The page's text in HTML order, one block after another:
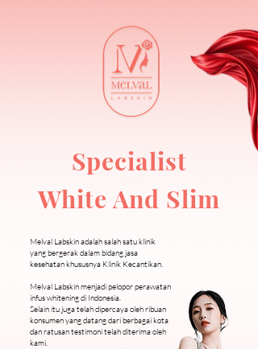
Melval Labskin adalah salah satu klinik
yang bergerak dalam bidang jasa
kesehatan khususnya Klinik Kecantikan.
Melval Labskin menjadi pelopor perawatan
infus whitening di Indonesia.
Selain itu juga telah dipercaya oleh ribuan
konsumen yang datang dari berbagai kota
dan ratusan testimoni telah diterima oleh
kami.
White And Slim
Specialist